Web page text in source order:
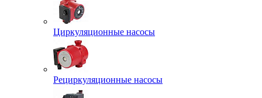
Циркуляционные насосы
Рециркуляционные насосы